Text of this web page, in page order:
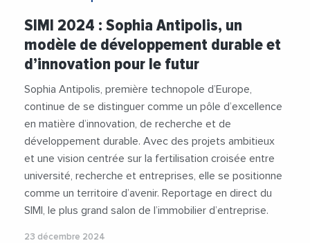
#Collectivites
#Economie
#Immobilier
#JeanLeonetti
#SIMI
#SIMI2024
#SophiaAntipolis
#Urbanisme
SIMI 2024 : Sophia Antipolis, un
modèle de développement durable et
d’innovation pour le futur
Sophia Antipolis, première technopole d’Europe,
continue de se distinguer comme un pôle d’excellence
en matière d’innovation, de recherche et de
développement durable. Avec des projets ambitieux
et une vision centrée sur la fertilisation croisée entre
université, recherche et entreprises, elle se positionne
comme un territoire d’avenir. Reportage en direct du
SIMI, le plus grand salon de l’immobilier d’entreprise.
23 décembre 2024